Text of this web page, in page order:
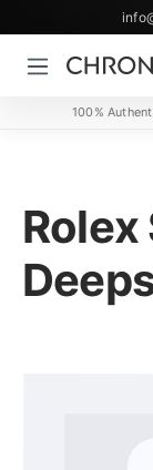
Zum Hauptinhalt
100%